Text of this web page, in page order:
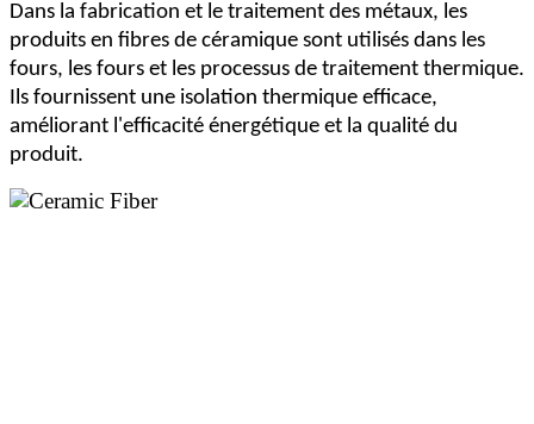
Dans la fabrication et le traitement des métaux, les
produits en fibres de céramique sont utilisés dans les
fours, les fours et les processus de traitement thermique.
Ils fournissent une isolation thermique efficace,
améliorant l'efficacité énergétique et la qualité du
produit.